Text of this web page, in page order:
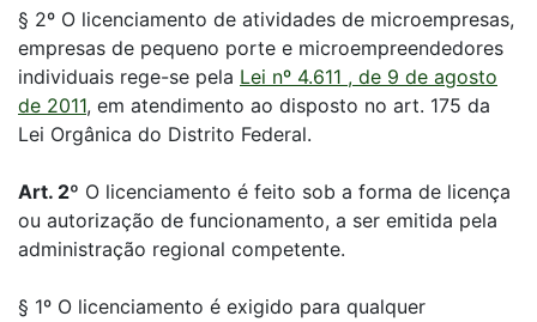
§ 2º O licenciamento de atividades de microempresas,
empresas de pequeno porte e microempreendedores
individuais rege-se pela Lei nº 4.611 , de 9 de agosto
de 2011, em atendimento ao disposto no art. 175 da
Lei Orgânica do Distrito Federal.
Art. 2º O licenciamento é feito sob a forma de licença
ou autorização de funcionamento, a ser emitida pela
administração regional competente.
§ 1º O licenciamento é exigido para qualquer